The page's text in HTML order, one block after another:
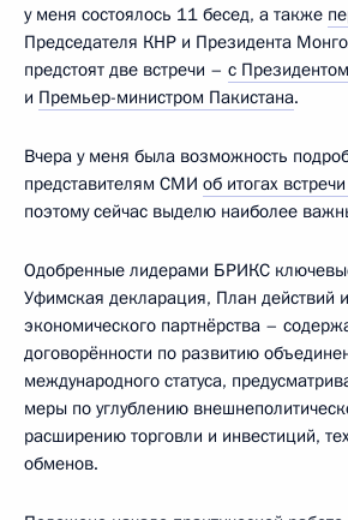
у меня состоялось 11 бесед, а также
Председателя КНР и Президента
предстоят две встречи – с
и Премьер-министром Пакистана.
Вчера у меня была возможность
представителям СМИ об итогах встречи
поэтому сейчас выделю наиболее
Одобренные лидерами БРИКС
Уфимская декларация, План действий
экономического партнёрства –
договорённости по развитию
международного статуса,
меры по углублению
расширению торговли и инвестиций,
обменов.